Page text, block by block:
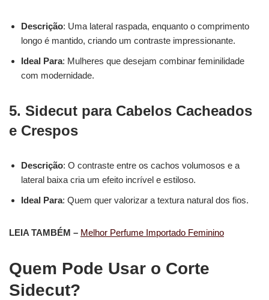
Descrição: Uma lateral raspada, enquanto o comprimento
longo é mantido, criando um contraste impressionante.
Ideal Para: Mulheres que desejam combinar feminilidade
com modernidade.
5. Sidecut para Cabelos Cacheados
e Crespos
Descrição: O contraste entre os cachos volumosos e a
lateral baixa cria um efeito incrível e estiloso.
Ideal Para: Quem quer valorizar a textura natural dos fios.
LEIA TAMBÉM – Melhor Perfume Importado Feminino
Quem Pode Usar o Corte
Sidecut?